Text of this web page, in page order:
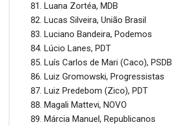
Luana Zortéa, MDB
Lucas Silveira, União Brasil
Luciano Bandeira, Podemos
Lúcio Lanes, PDT
Luís Carlos de Mari (Caco), PSDB
Luiz Gromowski, Progressistas
Luiz Predebom (Zico), PDT
Magali Mattevi, NOVO
Márcia Manuel, Republicanos